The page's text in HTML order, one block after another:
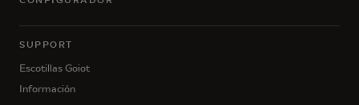
SUPPORT
Escotillas Goiot
Información